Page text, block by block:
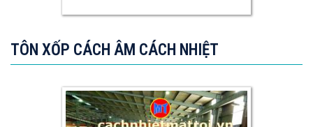
TÔN XỐP CÁCH ÂM CÁCH NHIỆT